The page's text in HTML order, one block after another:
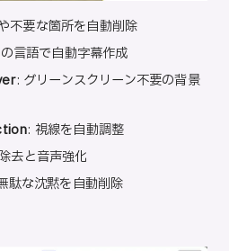
不要な箇所を自動削除
言語で自動字幕作成
: グリーンスクリーン不要の背景
: 視線を自動調整
去と音声強化
駄な沈黙を自動削除